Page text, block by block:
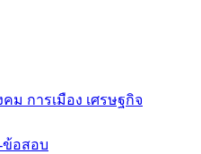
ม การเมือง เศรษฐกิจ
ข้อสอบ